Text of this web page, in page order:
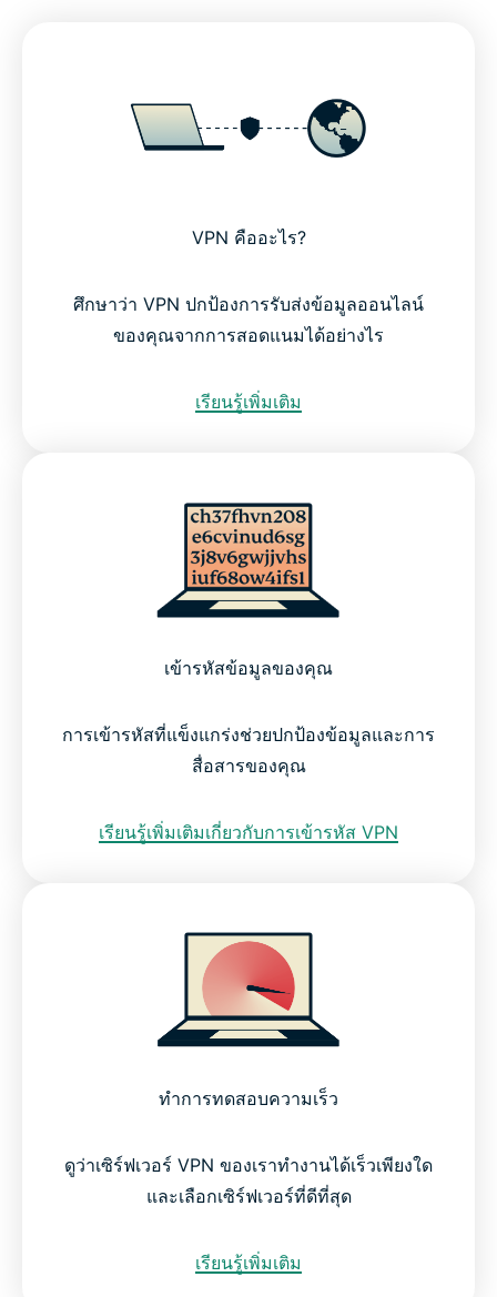
VPN คืออะไร?
ศึกษาว่า VPN ปกป้องการรับส่งข้อมูลออนไลน์
ของคุณจากการสอดแนมได้อย่างไร
เรียนรู้เพิ่มเติม
เข้ารหัสข้อมูลของคุณ
การเข้ารหัสที่แข็งแกร่งช่วยปกป้องข้อมูลและการ
สื่อสารของคุณ
เรียนรู้เพิ่มเติมเกี่ยวกับการเข้ารหัส VPN
ทำการทดสอบความเร็ว
ดูว่าเซิร์ฟเวอร์ VPN ของเราทำงานได้เร็วเพียงใด
และเลือกเซิร์ฟเวอร์ที่ดีที่สุด
เรียนรู้เพิ่มเติม